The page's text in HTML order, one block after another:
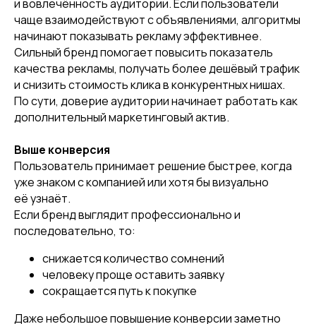
и вовлечённость аудитории. Если пользователи
чаще взаимодействуют с объявлениями, алгоритмы
начинают показывать рекламу эффективнее.
Сильный бренд помогает повысить показатель
качества рекламы, получать более дешёвый трафик
и снизить стоимость клика в конкурентных нишах.
По сути, доверие аудитории начинает работать как
дополнительный маркетинговый актив.
Выше конверсия
Пользователь принимает решение быстрее, когда
уже знаком с компанией или хотя бы визуально
её узнаёт.
Если бренд выглядит профессионально и
последовательно, то:
снижается количество сомнений
человеку проще оставить заявку
сокращается путь к покупке
Даже небольшое повышение конверсии заметно